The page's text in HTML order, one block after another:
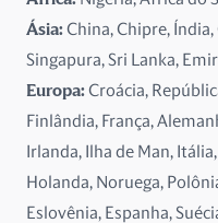
Ilha de Man
Irlanda
Islândia
Itália
Ásia:China, Chipre,
Singapura, Sri Lanka,
Europa:Croácia,
Finlândia, França,
Irlanda, Ilha de Man,
Holanda, Noruega,
Eslovênia, Espanha,